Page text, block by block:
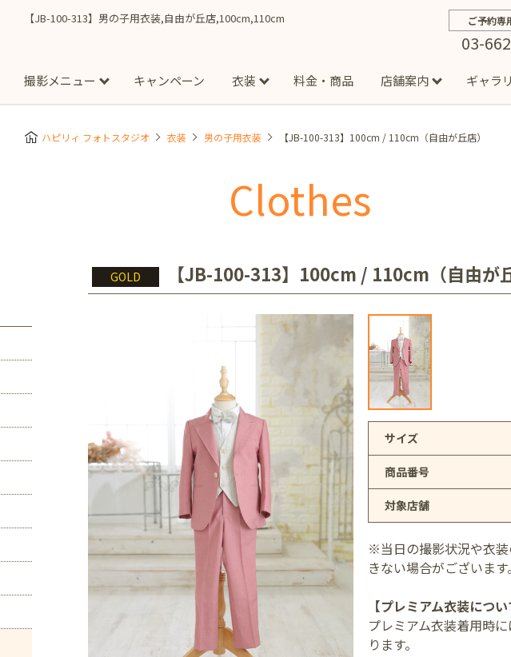
【JB-100-313】男の子用衣装,自由が丘店,100cm,110cm ご予約専
03-
撮影メニュー
スタジオ撮影
成人式フォト マタニティフォト
お宮参り 入園・入学／卒園・卒業 ファミリーフォト 誕生日 プロフ
キャンペーン 衣装
Clothes
七五三着物(男の子) 1/2成人式着物(女の子)
フォーマル衣装(男の子) 祝い着
マタニティ用ドレス
料金・商品 店舗案内
Store
吉祥寺店 イオンモール多摩平の森店
つくば学園の森店
静岡県
サンストリート浜北店
春日井店
帝塚山店
福岡県
ギャラ
More ハピリィ フォトスタジオ 衣装 男の子用衣装 【JB-100-313】100cm / 110cm（自由が丘店）
Clothes
GOLD 【JB-100-313】100cm / 110cm（自由が
サイズ
商品番号
対象店舗
※当日の撮影状況や衣
きない場合がございます。
【プレミアム衣装につい
プレミアム衣装着用時
ります。